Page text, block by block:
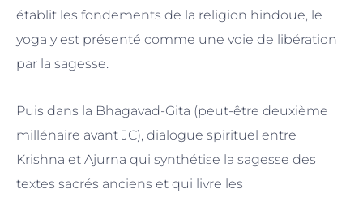
établit les fondements de la religion hindoue, le
yoga y est présenté comme une voie de libération
par la sagesse.
Puis dans la Bhagavad-Gita (peut-être deuxième
millénaire avant JC), dialogue spirituel entre
Krishna et Ajurna qui synthétise la sagesse des
textes sacrés anciens et qui livre les